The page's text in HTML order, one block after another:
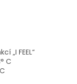
„I FEEL“
C